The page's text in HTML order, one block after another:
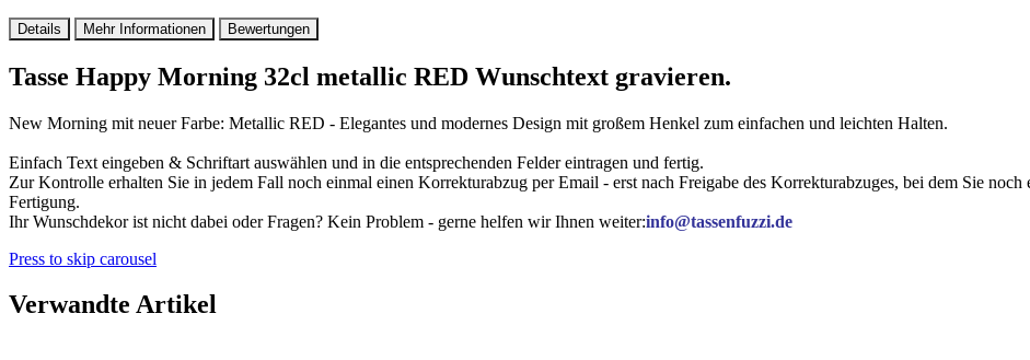
Details Mehr Informationen Bewertungen
Tasse Happy Morning 32cl metallic RED Wunschtext gravieren.
New Morning mit neuer Farbe: Metallic RED - Elegantes und modernes Design mit großem Henkel zum einfachen und leichten Halten.
Einfach Text eingeben & Schriftart auswählen und in die entsprechenden Felder eintragen und fertig.
Zur Kontrolle erhalten Sie in jedem Fall noch einmal einen Korrekturabzug per Email - erst nach Freigabe des Korrekturabzuges, bei dem Sie
Fertigung.
Ihr Wunschdekor ist nicht dabei oder Fragen? Kein Problem - gerne helfen wir Ihnen weiter:info@tassenfuzzi.de
Press to skip carousel
Verwandte Artikel